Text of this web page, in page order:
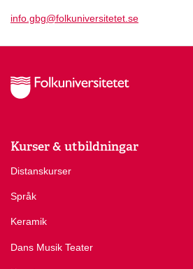
info.gbg@folkuniversitetet.se
Kurser & utbildningar
Distanskurser
Språk
Keramik
Dans Musik Teater